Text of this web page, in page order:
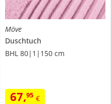
Möve
Duschtuch
BHL 80|1|150 cm
67,95 €